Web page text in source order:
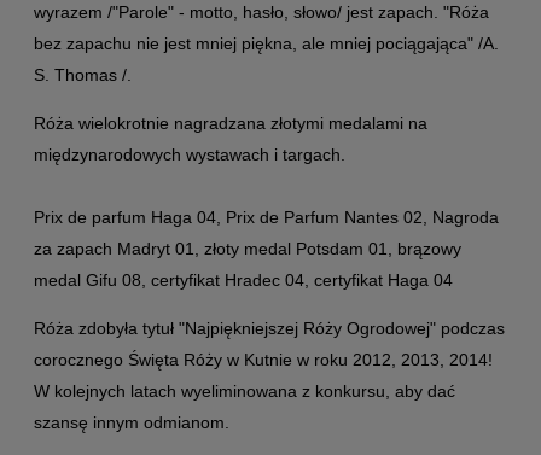
wyrazem /"Parole" - motto, hasło, słowo/ jest zapach. "Róża
bez zapachu nie jest mniej piękna, ale mniej pociągająca" /A.
S. Thomas /.
Róża wielokrotnie nagradzana złotymi medalami na
międzynarodowych wystawach i targach.
Prix de parfum Haga 04, Prix de Parfum Nantes 02, Nagroda
za zapach Madryt 01, złoty medal Potsdam 01, brązowy
medal Gifu 08, certyfikat Hradec 04, certyfikat Haga 04
Róża zdobyła tytuł "Najpiękniejszej Róży Ogrodowej" podczas
corocznego Święta Róży w Kutnie w roku 2012, 2013, 2014!
W kolejnych latach wyeliminowana z konkursu, aby dać
szansę innym odmianom.